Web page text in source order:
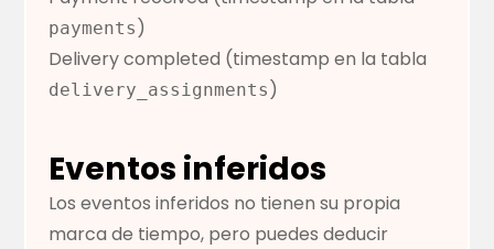
payments )
Delivery completed (timestamp en la tabla
delivery_assignments )
Eventos inferidos
Los eventos inferidos no tienen su propia
marca de tiempo, pero puedes deducir